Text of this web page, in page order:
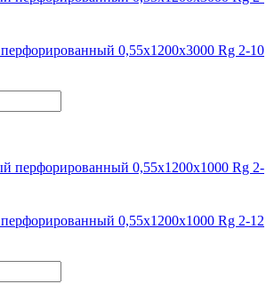
0,55х1200х3000 Rg 2-10
0,55х1200х1000 Rg 2-12